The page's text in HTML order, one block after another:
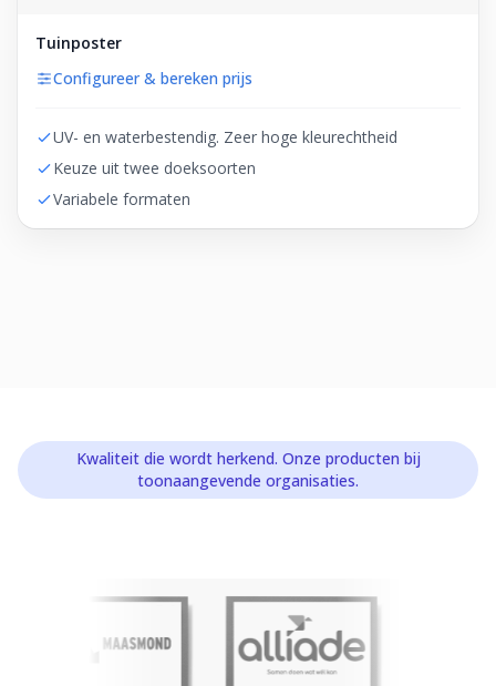
Tuinposter
Configureer & bereken prijs
UV- en waterbestendig. Zeer hoge kleurechtheid
Keuze uit twee doeksoorten
Variabele formaten
Kwaliteit die wordt herkend. Onze producten bij
toonaangevende organisaties.